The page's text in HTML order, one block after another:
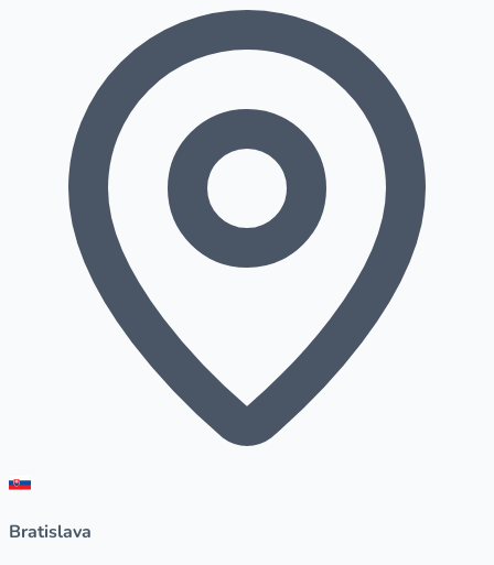
Bratislava